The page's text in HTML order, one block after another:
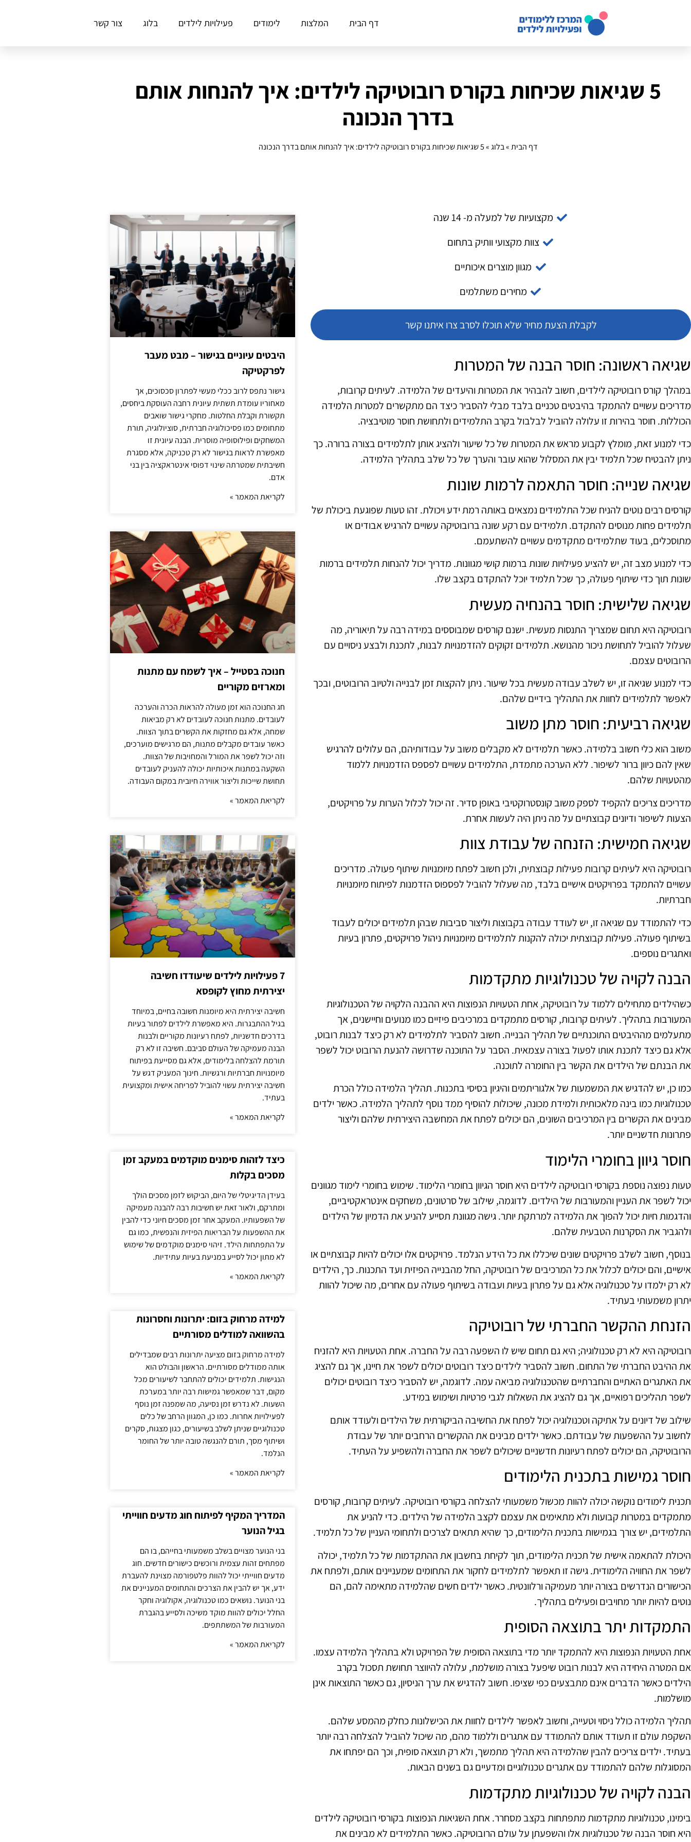
דף הבית המלצות לימודים פעילויות לילדים בלוג צור קשר
5 שגיאות שכיחות בקורס רובוטיקה לילדים: איך להנחות אותם
בדרך הנכונה
דף הבית»בלוג»5 שגיאות שכיחות בקורס רובוטיקה לילדים: איך להנחות אותם בדרך הנכונה
מקצועיות של למעלה מ- 14 שנה
צוות מקצועי וותיק בתחום
מגוון מוצרים איכותיים
מחירים משתלמים
לקבלת הצעת מחיר שלא תוכלו לסרב צרו איתנו קשר
שגיאה ראשונה: חוסר הבנה של המטרות
במהלך קורס רובוטיקה לילדים, חשוב להבהיר את המטרות והיעדים של הלמידה. לעיתים קרובות,
מדריכים עשויים להתמקד בהיבטים טכניים בלבד מבלי להסביר כיצד הם מתקשרים למטרות הלמידה
הכוללות. חוסר בהירות זו עלולה להוביל לבלבול בקרב התלמידים ולתחושת חוסר מוטיבציה.
כדי למנוע זאת, מומלץ לקבוע מראש את המטרות של כל שיעור ולהציג אותן לתלמידים בצורה ברורה. כך
ניתן להבטיח שכל תלמיד יבין את המסלול שהוא עובר והערך של כל שלב בתהליך הלמידה.
שגיאה שנייה: חוסר התאמה לרמות שונות
קורסים רבים נוטים להניח שכל התלמידים נמצאים באותה רמת ידע ויכולת. זהו טעות שפוגעת ביכולת של
תלמידים פחות מנוסים להתקדם. תלמידים עם רקע שונה ברובוטיקה עשויים להרגיש אבודים או
מתוסכלים, בעוד שתלמידים מתקדמים עשויים להשתעמם.
כדי למנוע מצב זה, יש להציע פעילויות שונות ברמות קושי מגוונות. מדריך יכול להנחות תלמידים ברמות
שונות תוך כדי שיתוף פעולה, כך שכל תלמיד יוכל להתקדם בקצב שלו.
שגיאה שלישית: חוסר בהנחיה מעשית
רובוטיקה היא תחום שמצריך התנסות מעשית. ישנם קורסים שמבוססים במידה רבה על תיאוריה, מה
שעלול להוביל לתחושת ניכור מהנושא. תלמידים זקוקים להזדמנויות לבנות, לתכנת ולבצע ניסויים עם
הרובוטים עצמם.
כדי למנוע שגיאה זו, יש לשלב עבודה מעשית בכל שיעור. ניתן להקצות זמן לבנייה ולטיוב הרובוטים, ובכך
לאפשר לתלמידים לחוות את התהליך בידיים שלהם.
שגיאה רביעית: חוסר מתן משוב
משוב הוא כלי חשוב בלמידה. כאשר תלמידים לא מקבלים משוב על עבודותיהם, הם עלולים להרגיש
שאין להם כיוון ברור לשיפור. ללא הערכה מתמדת, התלמידים עשויים לפספס הזדמנויות ללמוד
מהטעויות שלהם.
מדריכים צריכים להקפיד לספק משוב קונסטרוקטיבי באופן סדיר. זה יכול לכלול הערות על פרויקטים,
הצעות לשיפור ודיונים קבוצתיים על מה ניתן היה לעשות אחרת.
שגיאה חמישית: הזנחה של עבודת צוות
רובוטיקה היא לעיתים קרובות פעילות קבוצתית, ולכן חשוב לפתח מיומנויות שיתוף פעולה. מדריכים
עשויים להתמקד בפרויקטים אישיים בלבד, מה שעלול להוביל לפספוס הזדמנות לפיתוח מיומנויות
חברתיות.
כדי להתמודד עם שגיאה זו, יש לעודד עבודה בקבוצות וליצור סביבות שבהן תלמידים יכולים לעבוד
בשיתוף פעולה. פעילות קבוצתית יכולה להקנות לתלמידים מיומנויות ניהול פרויקטים, פתרון בעיות
ואתגרים נוספים.
הבנה לקויה של טכנולוגיות מתקדמות
כשהילדים מתחילים ללמוד על רובוטיקה, אחת הטעויות הנפוצות היא ההבנה הלקויה של הטכנולוגיות
המעורבות בתהליך. לעיתים קרובות, קורסים מתמקדים במרכיבים פיזיים כמו מנועים וחיישנים, אך
מתעלמים מההיבטים התוכנתיים של תהליך הבנייה. חשוב להסביר לתלמידים לא רק כיצד לבנות רובוט,
אלא גם כיצד לתכנת אותו לפעול בצורה עצמאית. הסבר על התוכנה שדרושה להנעת הרובוט יכול לשפר
את הבנתם של הילדים את הקשר בין החומרה לתוכנה.
כמו כן, יש להדגיש את המשמעות של אלגוריתמים והיגיון בסיסי בתכנות. תהליך הלמידה כולל הכרת
טכנולוגיות כמו בינה מלאכותית ולמידת מכונה, שיכולות להוסיף ממד נוסף לתהליך הלמידה. כאשר ילדים
מבינים את הקשרים בין המרכיבים השונים, הם יכולים לפתח את המחשבה היצירתית שלהם וליצור
פתרונות חדשניים יותר.
חוסר גיוון בחומרי הלימוד
טעות נפוצה נוספת בקורסי רובוטיקה לילדים היא חוסר הגיוון בחומרי הלימוד. שימוש בחומרי לימוד מגוונים
יכול לשפר את העניין והמעורבות של הילדים. לדוגמה, שילוב של סרטונים, משחקים אינטראקטיביים,
והדגמות חיות יכול להפוך את הלמידה למרתקת יותר. גישה מגוונת תסייע להניע את הדמיון של הילדים
ולהגביר את הסקרנות הטבעית שלהם.
בנוסף, חשוב לשלב פרויקטים שונים שיכללו את כל הידע הנלמד. פרויקטים אלו יכולים להיות קבוצתיים או
אישיים, והם יכולים לכלול את כל המרכיבים של רובוטיקה, החל מהבנייה הפיזית ועד התכנות. כך, הילדים
לא רק ילמדו על טכנולוגיה אלא גם על פתרון בעיות ועבודה בשיתוף פעולה עם אחרים, מה שיכול להוות
יתרון משמעותי בעתיד.
הזנחת ההקשר החברתי של רובוטיקה
רובוטיקה היא לא רק טכנולוגיה; היא גם תחום שיש לו השפעה רבה על החברה. אחת הטעויות היא להזניח
את ההיבט החברתי של התחום. חשוב להסביר לילדים כיצד רובוטים יכולים לשפר את חיינו, אך גם להציג
את האתגרים האתיים והחברתיים שהטכנולוגיה מביאה עמה. לדוגמה, יש להסביר כיצד רובוטים יכולים
לשפר תהליכים רפואיים, אך גם להציג את השאלות לגבי פרטיות ושימוש במידע.
שילוב של דיונים על אתיקה וטכנולוגיה יכול לפתח את החשיבה הביקורתית של הילדים ולעודד אותם
לחשוב על ההשפעות של עבודתם. כאשר ילדים מבינים את ההקשרים הרחבים יותר של עבודת
הרובוטיקה, הם יכולים לפתח רעיונות חדשניים שיכולים לשפר את החברה ולהשפיע על העתיד.
חוסר גמישות בתכנית הלימודים
תכנית לימודים נוקשה יכולה להוות מכשול משמעותי להצלחה בקורסי רובוטיקה. לעיתים קרובות, קורסים
מתמקדים במטרות קבועות ולא מתאימים את עצמם לקצב הלמידה של הילדים. כדי להניע את
התלמידים, יש צורך בגמישות בתכנית הלימודים, כך שהיא תתאים לצרכים ולתחומי העניין של כל תלמיד.
היכולת להתאמה אישית של תכנית הלימודים, תוך לקיחת בחשבון את ההתקדמות של כל תלמיד, יכולה
לשפר את החוויה הלימודית. גישה זו תאפשר לתלמידים לחקור את התחומים שמעניינים אותם, ולפתח את
הכישורים הנדרשים בצורה יותר מעמיקה ורלוונטית. כאשר ילדים חשים שהלמידה מתאימה להם, הם
נוטים להיות יותר מחויבים ופעילים בתהליך.
התמקדות יתר בתוצאה הסופית
אחת הטעויות הנפוצות היא להתמקד יותר מדי בתוצאה הסופית של הפרויקט ולא בתהליך הלמידה עצמו.
אם המטרה היחידה היא לבנות רובוט שיפעל בצורה מושלמת, עלולה להיווצר תחושת תסכול בקרב
הילדים כאשר הדברים אינם מתבצעים כפי שציפו. חשוב להדגיש את ערך הניסיון, גם כאשר התוצאות אינן
מושלמות.
תהליך הלמידה כולל ניסוי וטעייה, וחשוב לאפשר לילדים לחוות את הכישלונות כחלק מהמסע שלהם.
השקפת עולם זו תעודד אותם להתמודד עם אתגרים וללמוד מהם, מה שיכול להוביל להצלחה רבה יותר
בעתיד. ילדים צריכים להבין שהלמידה היא תהליך מתמשך, ולא רק תוצאה סופית, וכך הם יפתחו את
המסוגלות שלהם להתמודד עם אתגרים טכנולוגיים ומדעיים גם בשנים הבאות.
הבנה לקויה של טכנולוגיות מתקדמות
בימינו, טכנולוגיות מתקדמות מתפתחות בקצב מסחרר. אחת השגיאות הנפוצות בקורסי רובוטיקה לילדים
היא חוסר הבנה של טכנולוגיות אלו והשפעתן על עולם הרובוטיקה. כאשר התלמידים לא מבינים את
היבטים עיוניים בגישור – מבט מעבר
לפרקטיקה
גישור נתפס לרוב ככלי מעשי לפתרון סכסוכים, אך
מאחוריו עומדת תשתית עיונית רחבה העוסקת ביחסים,
תקשורת וקבלת החלטות. מחקרי גישור שואבים
מתחומים כמו פסיכולוגיה חברתית, סוציולוגיה, תורת
המשחקים ופילוסופיה מוסרית. הבנה עיונית זו
מאפשרת לראות בגישור לא רק טכניקה, אלא מסגרת
חשיבתית שמטרתה שינוי דפוסי אינטראקציה בין בני
אדם.
לקריאת המאמר »
חנוכה בסטייל – איך לשמח עם מתנות
ומארזים מקוריים
חג החנוכה הוא זמן מעולה להראות הכרה והערכה
לעובדים. מתנות חנוכה לעובדים לא רק מביאות
שמחה, אלא גם מחזקות את הקשרים בתוך הצוות.
כאשר עובדים מקבלים מתנות, הם מרגישים מוערכים,
וזה יכול לשפר את המורל והמחויבות של הצוות.
השקעה במתנות איכותיות יכולה להעניק לעובדים
תחושת שייכות וליצור אווירה חיובית במקום העבודה.
לקריאת המאמר »
7 פעילויות לילדים שיעודדו חשיבה
יצירתית מחוץ לקופסא
חשיבה יצירתית היא מיומנות חשובה בחיים, במיוחד
בגיל ההתבגרות. היא מאפשרת לילדים לפתור בעיות
בדרכים חדשניות, לפתח רעיונות מקוריים ולבנות
הבנה מעמיקה של העולם סביבם. חשיבה זו לא רק
תורמת להצלחה בלימודים, אלא גם מסייעת בפיתוח
מיומנויות חברתיות ורגשיות. חינוך המעניק דגש על
חשיבה יצירתית עשוי להוביל לפריחה אישית ומקצועית
בעתיד.
לקריאת המאמר »
כיצד לזהות סימנים מוקדמים במעקב זמן
מסכים בקלות
בעידן הדיגיטלי של היום, הביקוש לזמן מסכים הולך
ומתרקם, ולאור זאת יש חשיבות רבה להבנה מעמיקה
של השפעותיו. המעקב אחר זמן מסכים חיוני כדי להבין
את ההשפעות על הבריאות הפיזית והנפשית, כמו גם
על התפתחות הילד. זיהוי סימנים מוקדמים של שימוש
לא מתון יכול לסייע במניעת בעיות עתידיות.
לקריאת המאמר »
למידה מרחוק בזום: יתרונות וחסרונות
בהשוואה למודלים מסורתיים
למידה מרחוק בזום מציעה יתרונות רבים שמבדילים
אותה ממודלים מסורתיים. הראשון והבולט הוא
הנגישות. תלמידים יכולים להתחבר לשיעורים מכל
מקום, דבר שמאפשר גמישות רבה יותר במערכת
השעות. לא נדרש זמן נסיעה, מה שמפנה זמן נוסף
לפעילויות אחרות. כמו כן, המגוון הרחב של כלים
טכנולוגיים שניתן לשלב בשיעורים, כגון מצגות, סקרים
ושיתוף מסך, תורם להנגשה טובה יותר של החומר
הנלמד.
לקריאת המאמר »
המדריך המקיף לפיתוח חוג מדעים חווייתי
בגיל הנוער
בני הנוער מצויים בשלב משמעותי בחייהם, בו הם
מפתחים זהות עצמית ורוכשים כישורים חדשים. חוג
מדעים חווייתי יכול להוות פלטפורמה מצוינת להעברת
ידע, אך יש להבין את הצרכים והתחומים המעניינים את
בני הנוער. נושאים כמו טכנולוגיה, אקולוגיה וחקר
החלל יכולים להוות מוקד משיכה ולסייע בהגברת
המעורבות של המשתתפים.
לקריאת המאמר »